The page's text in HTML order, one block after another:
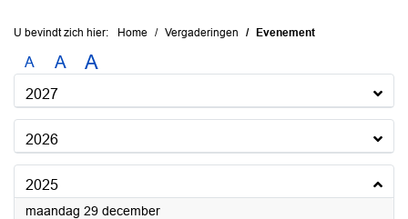
U bevindt zich hier: Home Vergaderingen Evenement
A A A
2027
2026
2025
maandag 29 december2025